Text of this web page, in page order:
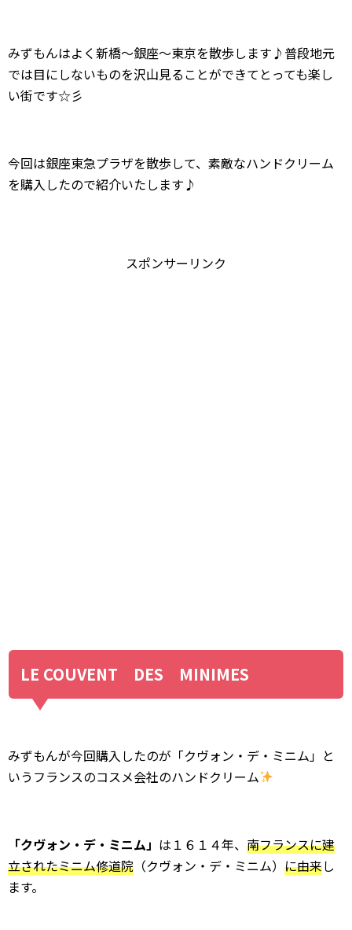
みずもんはよく新橋～銀座～東京を散歩します♪普段地元
では目にしないものを沢山見ることができてとっても楽し
い街です☆彡
今回は銀座東急プラザを散歩して、素敵なハンドクリーム
を購入したので紹介いたします♪
スポンサーリンク
LE COUVENT DES MINIMES
みずもんが今回購入したのが「クヴォン・デ・ミニム」と
いうフランスのコスメ会社のハンドクリーム
「クヴォン・デ・ミニム」 は１６１４年、 南フランスに建
立されたミニム修道院 （クヴォン・デ・ミニム） に由来し
ます。